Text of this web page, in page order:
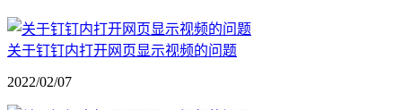
关于钉钉内打开网页显示视频的问题
2022/02/07